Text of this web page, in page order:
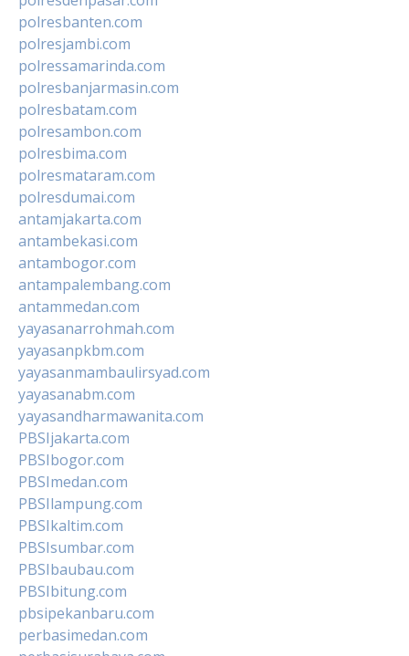
polresbanten.com
polresjambi.com
polressamarinda.com
polresbanjarmasin.com
polresbatam.com
polresambon.com
polresbima.com
polresmataram.com
polresdumai.com
antamjakarta.com
antambekasi.com
antambogor.com
antampalembang.com
antammedan.com
yayasanarrohmah.com
yayasanpkbm.com
yayasanmambaulirsyad.com
yayasanabm.com
yayasandharmawanita.com
PBSIjakarta.com
PBSIbogor.com
PBSImedan.com
PBSIlampung.com
PBSIkaltim.com
PBSIsumbar.com
PBSIbaubau.com
PBSIbitung.com
pbsipekanbaru.com
perbasimedan.com